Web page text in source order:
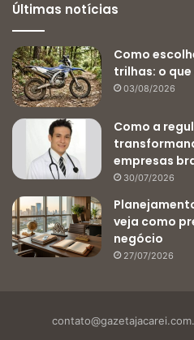
Últimas notícias
Como
trilhas: o
03/08/2026
Como a
empresas
30/07/2026
veja como
negócio
27/07/2026